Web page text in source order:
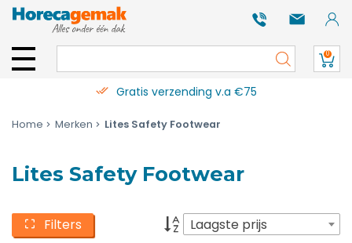
0
Gratis verzending v.a €75
Home Merken Lites Safety Footwear
Lites Safety Footwear
Filters
Laagste prijs